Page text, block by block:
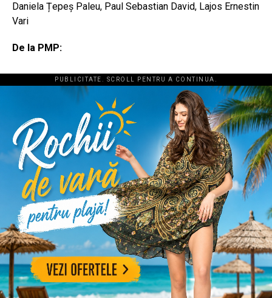
Daniela Țepeș Paleu, Paul Sebastian David, Lajos Ernestin
Vari
De la PMP:
PUBLICITATE. SCROLL PENTRU A CONTINUA.